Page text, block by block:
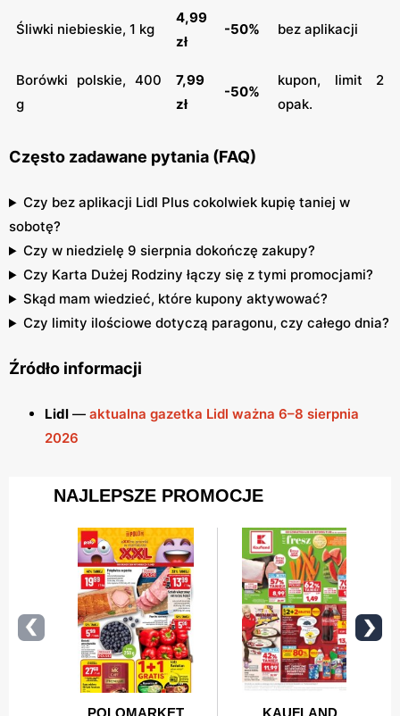
Śliwki niebieskie, 1 kg
4,99
zł
-50% bez aplikacji
Borówki polskie, 400
g
7,99
zł
-50%
kupon, limit 2
opak.
Często zadawane pytania (FAQ)
Czy bez aplikacji Lidl Plus cokolwiek kupię taniej w
sobotę?
Czy w niedzielę 9 sierpnia dokończę zakupy?
Czy Karta Dużej Rodziny łączy się z tymi promocjami?
Skąd mam wiedzieć, które kupony aktywować?
Czy limity ilościowe dotyczą paragonu, czy całego dnia?
Źródło informacji
Lidl — aktualna gazetka Lidl ważna 6–8 sierpnia
2026